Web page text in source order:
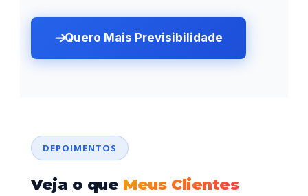
Quero Mais Previsibilidade
DEPOIMENTOS
Veja o que Meus Clientes